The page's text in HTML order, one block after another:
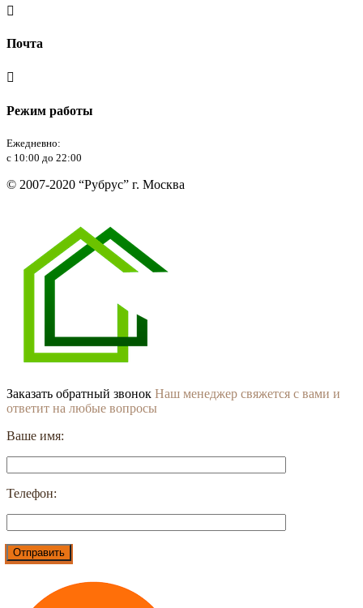

Почта

Режим работы
Ежедневно:
с 10:00 до 22:00
© 2007-2020 “Рубрус” г. Москва
Заказать обратный звонок Наш менеджер свяжется с вами и
ответит на любые вопросы
Ваше имя:
Телефон: